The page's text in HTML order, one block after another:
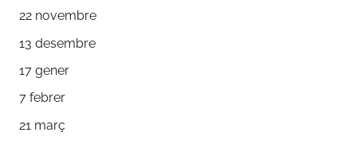
22 novembre
13 desembre
17 gener
7 febrer
21 març